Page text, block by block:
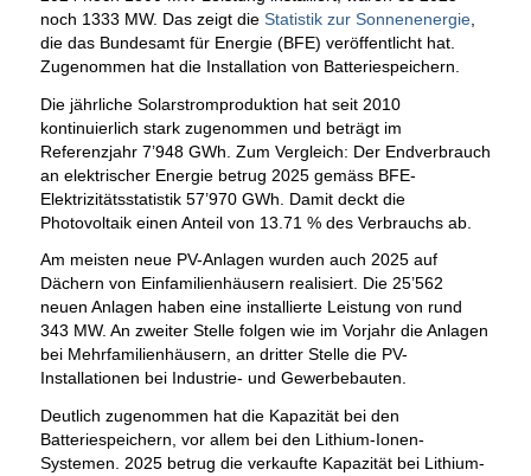
noch 1333 MW. Das zeigt die Statistik zur Sonnenenergie,
die das Bundesamt für Energie (BFE) veröffentlicht hat.
Zugenommen hat die Installation von Batteriespeichern.
Die jährliche Solarstromproduktion hat seit 2010
kontinuierlich stark zugenommen und beträgt im
Referenzjahr 7’948 GWh. Zum Vergleich: Der Endverbrauch
an elektrischer Energie betrug 2025 gemäss BFE-
Elektrizitätsstatistik 57’970 GWh. Damit deckt die
Photovoltaik einen Anteil von 13.71 % des Verbrauchs ab.
Am meisten neue PV-Anlagen wurden auch 2025 auf
Dächern von Einfamilienhäusern realisiert. Die 25’562
neuen Anlagen haben eine installierte Leistung von rund
343 MW. An zweiter Stelle folgen wie im Vorjahr die Anlagen
bei Mehrfamilienhäusern, an dritter Stelle die PV-
Installationen bei Industrie- und Gewerbebauten.
Deutlich zugenommen hat die Kapazität bei den
Batteriespeichern, vor allem bei den Lithium-Ionen-
Systemen. 2025 betrug die verkaufte Kapazität bei Lithium-